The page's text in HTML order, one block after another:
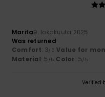
Marita9. lokakuuta 2025
Was returned
Comfort: 3/5 Value for
Material: 5 /5 Color: 5/5
Verified